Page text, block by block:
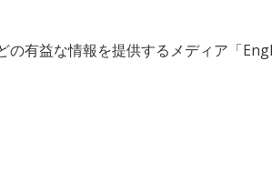
の有益な情報を提供するメディア「